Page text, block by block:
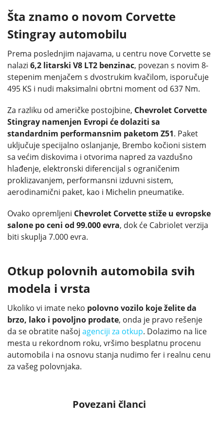
Šta znamo o novom Corvette
Stingray automobilu
Prema poslednjim najavama, u centru nove Corvette se
nalazi 6,2 litarski V8 LT2 benzinac, povezan s novim 8-
stepenim menjačem s dvostrukim kvačilom, isporučuje
495 KS i nudi maksimalni obrtni moment od 637 Nm.
Za razliku od američke postojbine, Chevrolet Corvette
Stingray namenjen Evropi će dolaziti sa
standardnim performansnim paketom Z51. Paket
uključuje specijalno oslanjanje, Brembo kočioni sistem
sa većim diskovima i otvorima napred za vazdušno
hlađenje, elektronski diferencijal s ograničenim
proklizavanjem, performansni izduvni sistem,
aerodinamični paket, kao i Michelin pneumatike.
Ovako opremljeni Chevrolet Corvette stiže u evropske
salone po ceni od 99.000 evra, dok će Cabriolet verzija
biti skuplja 7.000 evra.
Otkup polovnih automobila svih
modela i vrsta
Ukoliko vi imate neko polovno vozilo koje želite da
brzo, lako i povoljno prodate, onda je pravo rešenje
da se obratite našoj agenciji za otkup. Dolazimo na lice
mesta u rekordnom roku, vršimo besplatnu procenu
automobila i na osnovu stanja nudimo fer i realnu cenu
za vašeg polovnjaka.
Povezani članci